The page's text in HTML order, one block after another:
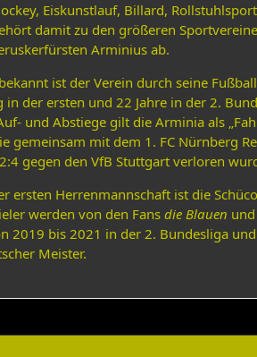
Eiskunstlauf, Billard,
damit zu den größeren
Arminius ab.
ist der Verein durch seine
in der ersten und 22 Jahre in der 2.
und Abstiege gilt die Arminia als
gemeinsam mit dem 1. FC Nürnberg
gegen den VfB Stuttgart verloren
ersten Herrenmannschaft ist die
werden von den Fans die Blauen und
2019 bis 2021 in der 2. Bundesliga
Meister.